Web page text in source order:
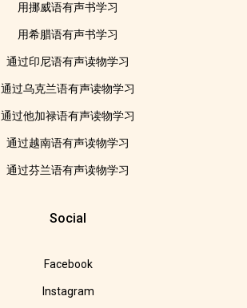
用挪威语有声书学习
用希腊语有声书学习
通过印尼语有声读物学习
通过乌克兰语有声读物学习
通过他加禄语有声读物学习
通过越南语有声读物学习
通过芬兰语有声读物学习
Social
Facebook
Instagram